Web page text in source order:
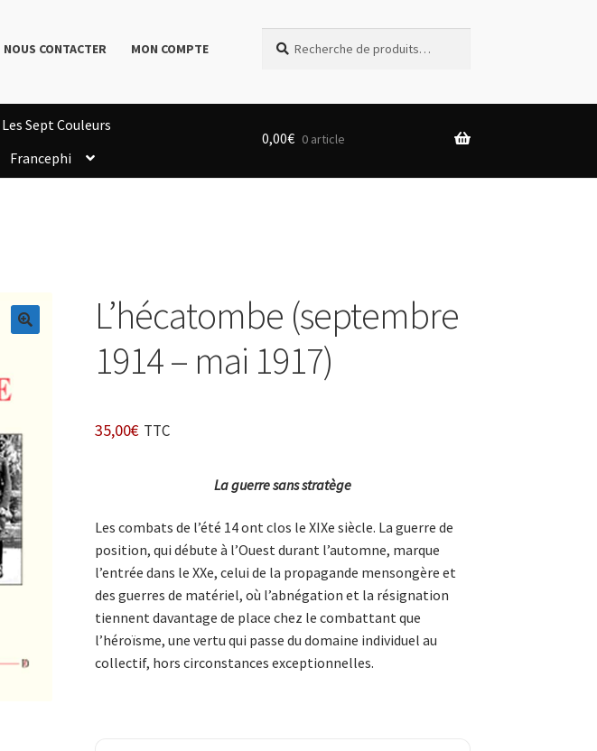
NOUS CONTACTER MON COMPTE
pour :
Les Sept Couleurs
Francephi
0,00€ 0 article
L’hécatombe (septembre
1914 – mai 1917)
35,00€ TTC
La guerre sans stratège
Les combats de l’été 14 ont clos le XIXe siècle. La guerre de
position, qui débute à l’Ouest durant l’automne, marque
l’entrée dans le XXe, celui de la propagande mensongère et
des guerres de matériel, où l’abnégation et la résignation
tiennent davantage de place chez le combattant que
l’héroïsme, une vertu qui passe du domaine individuel au
collectif, hors circonstances exceptionnelles.